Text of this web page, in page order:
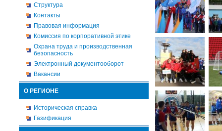
Структура
Контакты
Правовая информация
Комиссия по корпоративной этике
Охрана труда и производственная
безопасность
Электронный документооборот
Вакансии
О РЕГИОНЕ
Историческая справка
Газификация